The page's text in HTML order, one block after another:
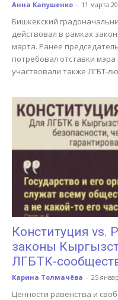
Анна Капушенко - 11 марта
Бишкекский
действовал в рамках
марта. Ранее
потребовал отставки
участвовали также ЛГБТ-
Конституция vs.
законы
ЛГБТК-
Карина Толмачёва - 25
Ценности равенства и